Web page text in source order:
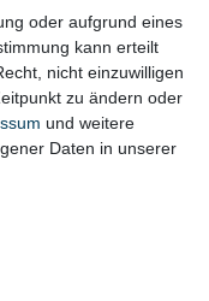
oder aufgrund eines
kann erteilt
nicht einzuwilligen
zu ändern oder
und weitere
Daten in unserer